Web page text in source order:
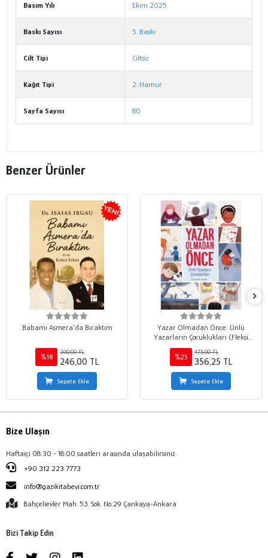
Basım Yılı Ekim 2025
Baskı Sayısı 5. Baskı
Cilt Tipi Ciltsiz
Kağıt Tipi 2. Hamur
Sayfa Sayısı 80
Benzer Ürünler
Babamı Asmera’da Bıraktım
%18
300,00 TL
246,00 TL
Sepete Ekle
Yazar Olmadan Önce: Ünlü
Yazarların Çocuklukları (Fleksi
Kapak)
%25
475,00 TL
356,25 TL
Sepete Ekle
Bize Ulaşın
Haftaiçi 08:30 - 18:00 saatleri arasında ulaşabilirsiniz.
+90 312 223 7773
info@gazikitabevi.com.tr
Bahçelievler Mah. 53. Sok. No:29 Çankaya-Ankara
Bizi Takip Edin